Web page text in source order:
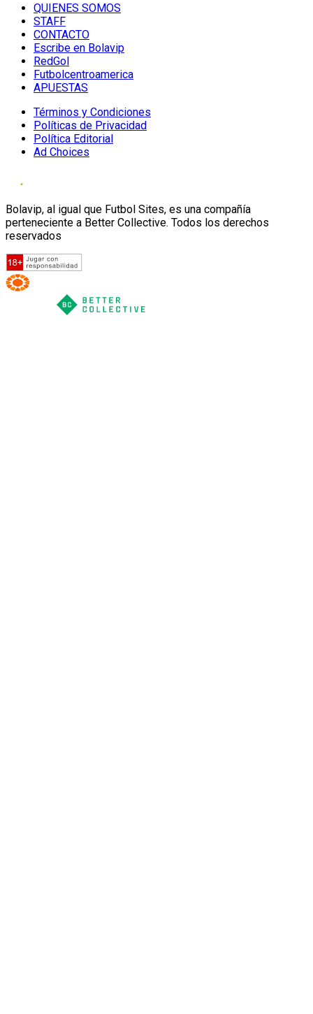
QUIENES SOMOS
STAFF
CONTACTO
Escribe en Bolavip
RedGol
Futbolcentroamerica
APUESTAS
Términos y Condiciones
Políticas de Privacidad
Política Editorial
Ad Choices
Bolavip, al igual que Futbol Sites, es una compañía
perteneciente a Better Collective. Todos los derechos
reservados